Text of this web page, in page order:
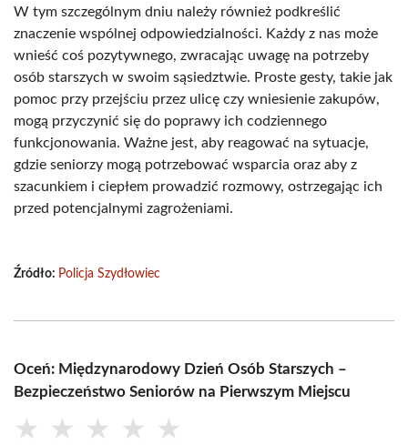
W tym szczególnym dniu należy również podkreślić
znaczenie wspólnej odpowiedzialności. Każdy z nas może
wnieść coś pozytywnego, zwracając uwagę na potrzeby
osób starszych w swoim sąsiedztwie. Proste gesty, takie jak
pomoc przy przejściu przez ulicę czy wniesienie zakupów,
mogą przyczynić się do poprawy ich codziennego
funkcjonowania. Ważne jest, aby reagować na sytuacje,
gdzie seniorzy mogą potrzebować wsparcia oraz aby z
szacunkiem i ciepłem prowadzić rozmowy, ostrzegając ich
przed potencjalnymi zagrożeniami.
Źródło: Policja Szydłowiec
Oceń: Międzynarodowy Dzień Osób Starszych –
Bezpieczeństwo Seniorów na Pierwszym Miejscu
★ ★ ★ ★ ★